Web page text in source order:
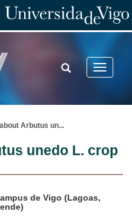
Toggle
TOGGLE
SEARCH
Arbutus un...
unedo L. crop
de Vigo (Lagoas,